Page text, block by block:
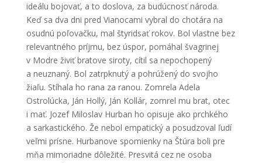
ideálu bojovať, a to doslova, za budúcnosť národa.
Keď sa dva dni pred Vianocami vybral do chotára na
osudnú poľovačku, mal štyridsať rokov. Bol vlastne bez
relevantného príjmu, bez úspor, pomáhal švagrinej
v Modre živiť bratove siroty, cítil sa nepochopený
a neuznaný. Bol zatrpknutý a pohrúžený do svojho
žiaľu. Stíhala ho rana za ranou. Zomrela Adela
Ostrolúcka, Ján Hollý, Ján Kollár, zomrel mu brat, otec
i mať. Jozef Miloslav Hurban ho opisuje ako prchkého
a sarkastického. Že nebol empatický a posudzoval ľudí
veľmi prísne. Hurbanove spomienky na Štúra boli pre
mňa mimoriadne dôležité. Presvitá cez ne osoba